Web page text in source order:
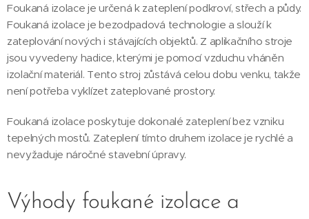
Foukaná izolace je určená k zateplení podkroví, střech a půdy.
Foukaná izolace je bezodpadová technologie a slouží k
zateplování nových i stávajících objektů. Z aplikačního stroje
jsou vyvedeny hadice, kterými je pomocí vzduchu vháněn
izolační materiál. Tento stroj zůstává celou dobu venku, takže
není potřeba vyklízet zateplované prostory.
Foukaná izolace poskytuje dokonalé zateplení bez vzniku
tepelných mostů. Zateplení tímto druhem izolace je rychlé a
nevyžaduje náročné stavební úpravy.
Výhody foukané izolace a